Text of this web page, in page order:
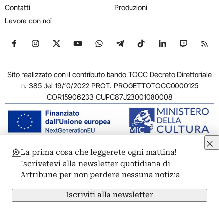
Contatti
Lavora con noi
Produzioni
Seguici su Facebook
Seguici su Instagram
Seguici su X
Seguici su YouTube
Seguici su WhatsApp
Seguici su Telegram
Seguici su TikTok
Seguici su
Seguici
Sito realizzato con il contributo bando TOCC Decreto Direttoriale
n. 385 del 19/10/2022 PROT. PROGETTOTOCC0000125
COR15906233 CUPC87J23001080008
© 2011-2026 ARTRIBUNE srl – Corso Vittorio Emanuele II, 287 –
00186 Roma - P.I. 11381581005
Privacy: Responsabile della protezione dei dati personali
ARTRIBUNE srl – Corso Vittorio Emanuele II, 287 – 00186 Roma
Termini e condizioniPrivacy PolicyCookie PolicyCredits
La prima cosa che leggerete ogni mattina!
Iscrivetevi alla newsletter quotidiana di
Artribune per non perdere nessuna notizia
Iscriviti alla newsletter